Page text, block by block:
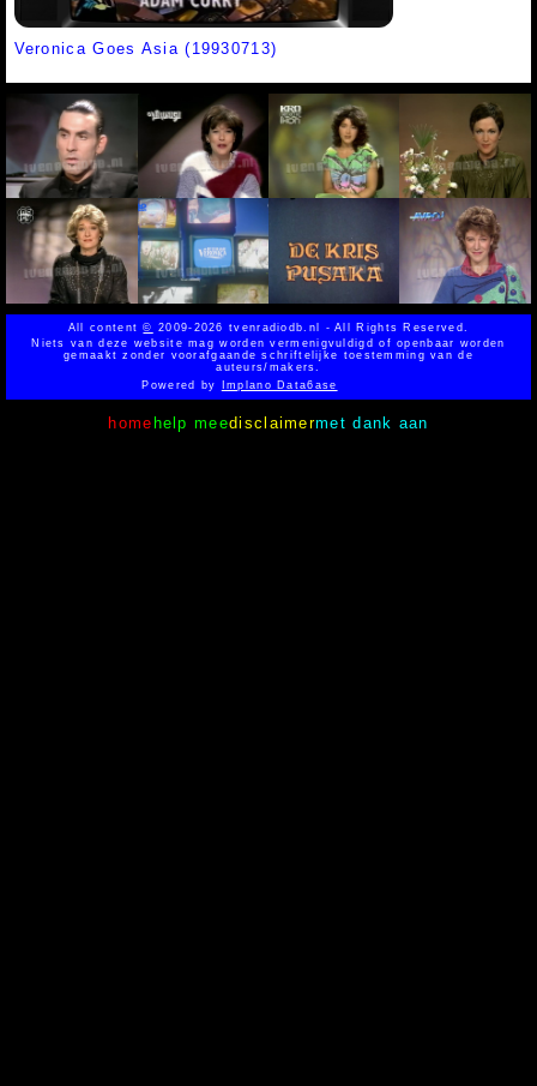
Veronica Goes Asia (19930713)
All content© 2009-2026 tvenradiodb.nl - All Rights Reserved.
Niets van deze website mag worden vermenigvuldigd of openbaar worden
gemaakt zonder voorafgaande schriftelijke toestemming van de
auteurs/makers.
Powered by Implano Data6ase
home help meedisclaimermet dank aan